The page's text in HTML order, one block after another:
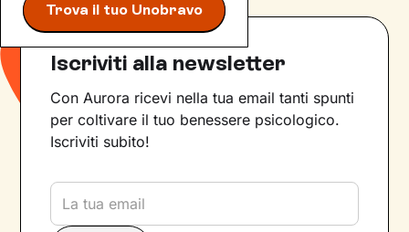
Trova il tuo Unobravo
Iscriviti alla newsletter
Con Aurora ricevi nella tua email tanti spunti
per coltivare il tuo benessere psicologico.
Iscriviti subito!